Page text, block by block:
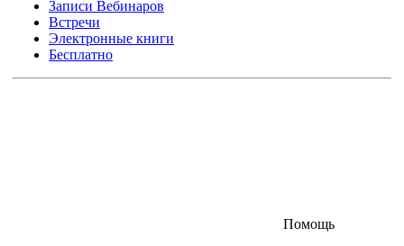
Записи Вебинаров
Встречи
Электронные книги
Бесплатно
Помощь